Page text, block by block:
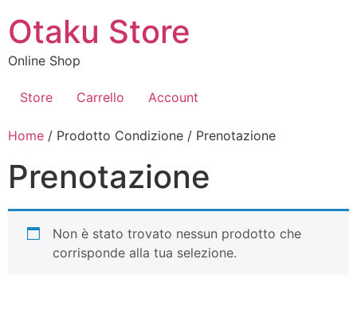
contenuto
Otaku Store
Online Shop
Store Carrello Account
Home / Prodotto Condizione / Prenotazione
Prenotazione
Non è stato trovato nessun prodotto che
corrisponde alla tua selezione.